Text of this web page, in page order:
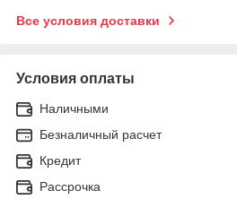
Все условия доставки
Условия оплаты
Наличными
Безналичный расчет
Кредит
Рассрочка